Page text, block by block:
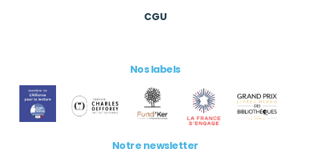
CGU
Nos labels
Notre newsletter